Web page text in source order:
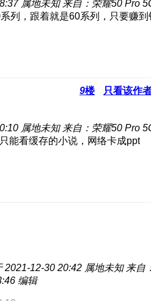
属地未知 来自：荣耀50 Pro
列，跟着就是60系列，只要赚
9楼 只看该作
属地未知 来自：荣耀50 Pro
能看缓存的小说，网络卡成ppt
2021-12-30 20:42 属地未知 来自
编辑